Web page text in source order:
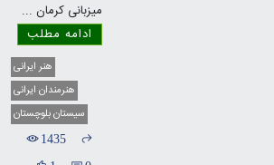
میزبانی کرمان...
ادامه مطلب
هنر ایرانی
هنرمندان ایرانی
سیستان بلوچستان
1435